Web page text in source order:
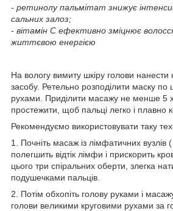
- ретинолу пальмітат знижує
сальних залоз;
- вітамін С ефективно зміцнює
життєвою енергією
На вологу вимиту шкіру голови нанести
засобу. Ретельно розподілити маску по
рухами. Приділити масажу не менше 5
простежити, щоб пальці легко і плавно
Рекомендуємо використовувати таку
1. Почніть масаж із лімфатичних
полегшить відтік лімфи і прискорить
цього три спіральних оберти, злегка
подушечками пальців.
2. Потім обхопіть голову руками і
голови великими круговими рухами за